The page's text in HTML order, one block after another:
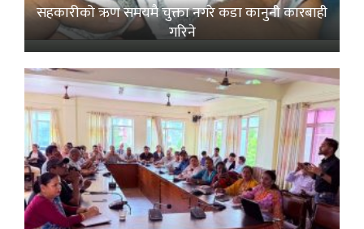
सहकारीको ऋण समयमै चुक्ता नगरे कडा कानुनी कारबाही
गरिने